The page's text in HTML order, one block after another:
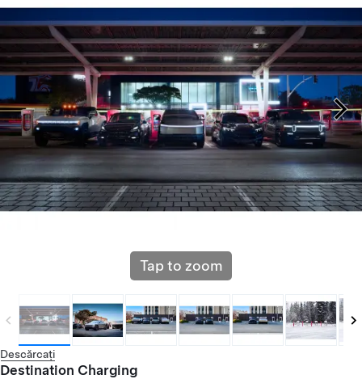
Tap to zoom
Descărcați
Destination Charging